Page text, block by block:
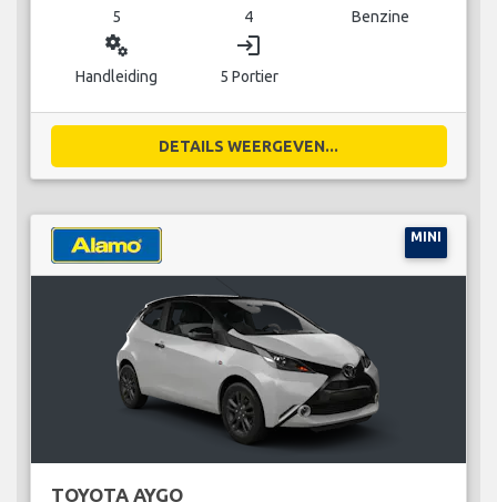
5 4 Benzine
miscellaneous_services
Handleiding
login
5 Portier
DETAILS WEERGEVEN...
MINI
TOYOTA AYGO